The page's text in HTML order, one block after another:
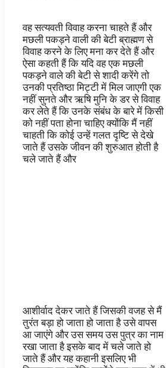
वह सत्यवती विवाह करना चाहते हैं और
मछली पकड़ने वाली की बेटी ब्राह्मण से
विवाह करने के लिए मना कर देते हैं और
ऐसा कहती हैं कि यदि वह एक मछली
पकड़ने वाले की बेटी से शादी करेंगे तो
उनकी प्रतिष्ठा मिट्टी में मिल जाएगी एक
नहीं सुनते और ऋषि मुनि के डर से विवाह
कर लेते हैं कि उनके संबंध के बारे में किसी
को नहीं पता होना चाहिए क्योंकि मैं नहीं
चाहती कि कोई उन्हें गलत दृष्टि से देखे
जाते हैं उसके जीवन की शुरुआत होती है
चले जाते हैं और
आशीर्वाद देकर जाते हैं जिसकी वजह से मैं
तुरंत बड़ा हो जाता हो जाता है उसे वापस
आ जाएंगे और उस समय उस पुत्र का नाम
रखा जाता है इसके बाद में चले जाते हो
जाते हैं और यह कहानी इसलिए भी